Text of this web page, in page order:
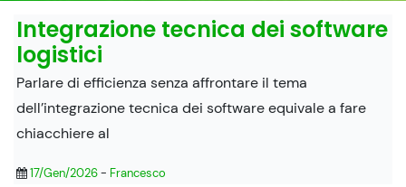
Integrazione tecnica dei software
logistici
Parlare di efficienza senza affrontare il tema
dell’integrazione tecnica dei software equivale a fare
chiacchiere al
17/Gen/2026- Francesco